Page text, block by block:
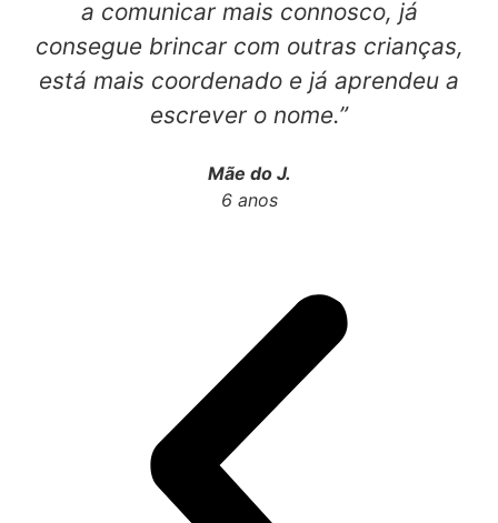
a comunicar mais connosco, já
consegue brincar com outras crianças,
está mais coordenado e já aprendeu a
escrever o nome.”
Mãe do J.
6 anos